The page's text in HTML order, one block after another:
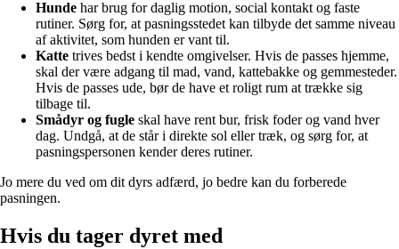
Hunde har brug for daglig motion, social kontakt og faste
rutiner. Sørg for, at pasningsstedet kan tilbyde det samme niveau
af aktivitet, som hunden er vant til.
Katte trives bedst i kendte omgivelser. Hvis de passes hjemme,
skal der være adgang til mad, vand, kattebakke og gemmesteder.
Hvis de passes ude, bør de have et roligt rum at trække sig
tilbage til.
Smådyr og fugle skal have rent bur, frisk foder og vand hver
dag. Undgå, at de står i direkte sol eller træk, og sørg for, at
pasningspersonen kender deres rutiner.
Jo mere du ved om dit dyrs adfærd, jo bedre kan du forberede
pasningen.
Hvis du tager dyret med